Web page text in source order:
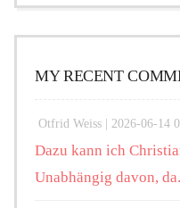
MY RECENT
Otfrid Weiss | 2026-06-14
Dazu kann ich
Unabhängig davon,